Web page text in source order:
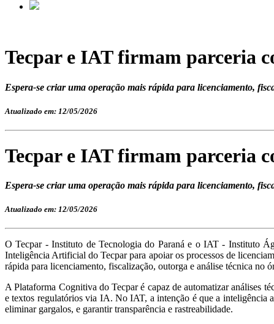
Tecpar e IAT firmam parceria
Espera-se criar uma operação mais rápida para licenciamento,
Atualizado em: 12/05/2026
Tecpar e IAT firmam parceria
Espera-se criar uma operação mais rápida para licenciamento,
Atualizado em: 12/05/2026
O Tecpar - Instituto de Tecnologia do Paraná e o IAT - Instituto
Inteligência Artificial do Tecpar para apoiar os processos de
rápida para licenciamento, fiscalização, outorga e análise técnica no
A Plataforma Cognitiva do Tecpar é capaz de automatizar análises
e textos regulatórios via IA. No IAT, a intenção é que a inteligência
eliminar gargalos, e garantir transparência e rastreabilidade.